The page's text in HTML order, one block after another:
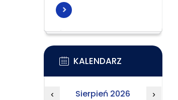
KALENDARZ
‹ Sierpień 2026 ›